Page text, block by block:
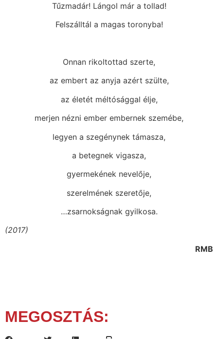
Tűzmadár! Lángol már a tollad!
Felszálltál a magas toronyba!
Onnan rikoltottad szerte,
az embert az anyja azért szülte,
az életét méltósággal élje,
merjen nézni ember embernek szemébe,
legyen a szegénynek támasza,
a betegnek vigasza,
gyermekének nevelője,
szerelmének szeretője,
…zsarnokságnak gyilkosa.
(2017)
RMB
MEGOSZTÁS: